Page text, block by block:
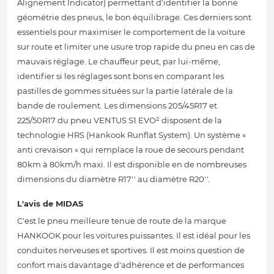
Alignement Indicator) permettant d'identifier la bonne
géométrie des pneus, le bon équilibrage. Ces derniers sont
essentiels pour maximiser le comportement de la voiture
sur route et limiter une usure trop rapide du pneu en cas de
mauvais réglage. Le chauffeur peut, par lui-même,
identifier si les réglages sont bons en comparant les
pastilles de gommes situées sur la partie latérale de la
bande de roulement. Les dimensions 205/45R17 et
225/50R17 du pneu VENTUS S1 EVO² disposent de la
technologie HRS (Hankook Runflat System). Un système «
anti crevaison » qui remplace la roue de secours pendant
80km à 80km/h maxi. Il est disponible en de nombreuses
dimensions du diamètre R17'' au diamètre R20''.
L'avis de MIDAS
C'est le pneu meilleure tenue de route de la marque
HANKOOK pour les voitures puissantes. Il est idéal pour les
conduites nerveuses et sportives. Il est moins question de
confort mais davantage d'adhérence et de performances